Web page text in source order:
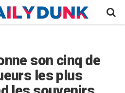
son cinq de
les plus